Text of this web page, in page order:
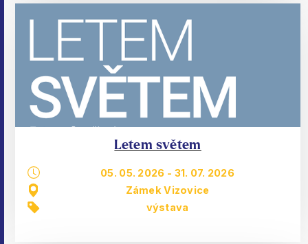
Letem světem
05. 05. 2026 - 31. 07. 2026
Zámek Vizovice
výstava